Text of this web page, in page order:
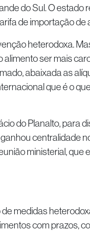
do Sul. O estado
de importação de
heterodoxa.
ser mais
abaixada as
que é o
do Planalto, para
centralidade
ministerial, que
medidas
com prazos,